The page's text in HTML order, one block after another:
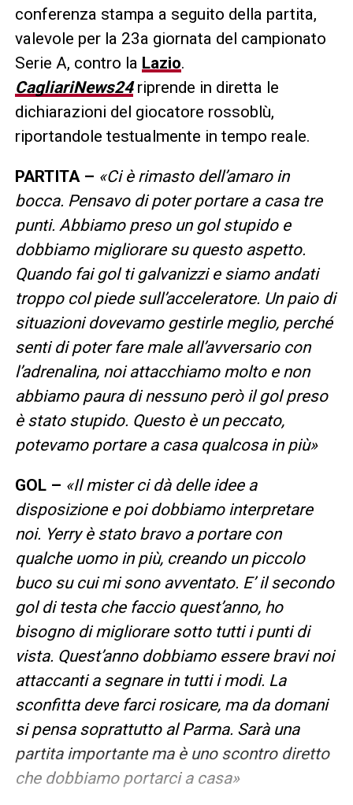
conferenza stampa a seguito della partita,
valevole per la 23a giornata del campionato
Serie A, contro la Lazio.
CagliariNews24riprende in diretta le
dichiarazioni del giocatore rossoblù,
riportandole testualmente in tempo reale.
PARTITA – «Ci è rimasto dell’amaro in
bocca. Pensavo di poter portare a casa tre
punti. Abbiamo preso un gol stupido e
dobbiamo migliorare su questo aspetto.
Quando fai gol ti galvanizzi e siamo andati
troppo col piede sull’acceleratore. Un paio di
situazioni dovevamo gestirle meglio, perché
senti di poter fare male all’avversario con
l’adrenalina, noi attacchiamo molto e non
abbiamo paura di nessuno però il gol preso
è stato stupido. Questo è un peccato,
potevamo portare a casa qualcosa in più»
GOL – «Il mister ci dà delle idee a
disposizione e poi dobbiamo interpretare
noi. Yerry è stato bravo a portare con
qualche uomo in più, creando un piccolo
buco su cui mi sono avventato. E’ il secondo
gol di testa che faccio quest’anno, ho
bisogno di migliorare sotto tutti i punti di
vista. Quest’anno dobbiamo essere bravi noi
attaccanti a segnare in tutti i modi. La
sconfitta deve farci rosicare, ma da domani
si pensa soprattutto al Parma. Sarà una
partita importante ma è uno scontro diretto
che dobbiamo portarci a casa»